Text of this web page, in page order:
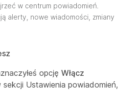
w centrum powiadomień.
alerty, nowe wiadomości, zmiany
opcję Włącz
sekcji Ustawienia powiadomień,